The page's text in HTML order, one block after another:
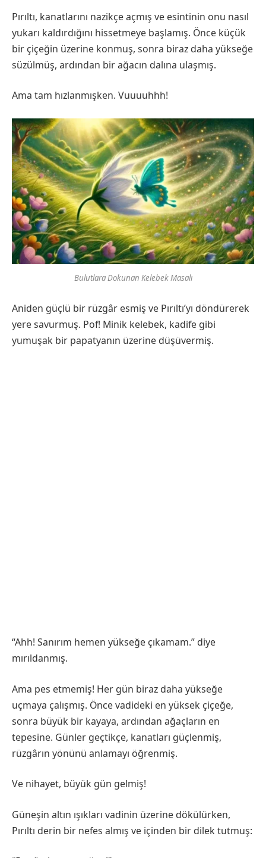
Pırıltı, kanatlarını nazikçe açmış ve esintinin onu nasıl
yukarı kaldırdığını hissetmeye başlamış. Önce küçük
bir çiçeğin üzerine konmuş, sonra biraz daha yükseğe
süzülmüş, ardından bir ağacın dalına ulaşmış.
Ama tam hızlanmışken. Vuuuuhhh!
Bulutlara Dokunan Kelebek Masalı
Aniden güçlü bir rüzgâr esmiş ve Pırıltı’yı döndürerek
yere savurmuş. Pof! Minik kelebek, kadife gibi
yumuşak bir papatyanın üzerine düşüvermiş.
“Ahh! Sanırım hemen yükseğe çıkamam.” diye
mırıldanmış.
Ama pes etmemiş! Her gün biraz daha yükseğe
uçmaya çalışmış. Önce vadideki en yüksek çiçeğe,
sonra büyük bir kayaya, ardından ağaçların en
tepesine. Günler geçtikçe, kanatları güçlenmiş,
rüzgârın yönünü anlamayı öğrenmiş.
Ve nihayet, büyük gün gelmiş!
Güneşin altın ışıkları vadinin üzerine dökülürken,
Pırıltı derin bir nefes almış ve içinden bir dilek tutmuş: